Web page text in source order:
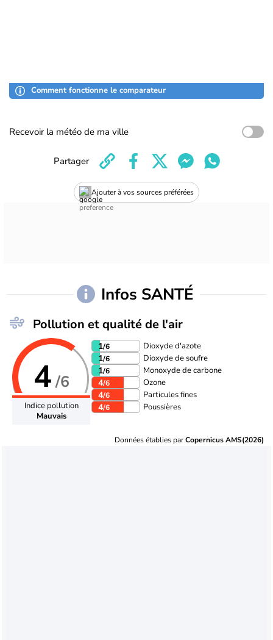
Comment fonctionne le comparateur
Recevoir la météo de ma ville
Ajouter à vos sources préférées
Partager
Infos SANTÉ
Pollution et qualité de l'air
4/6
Indice pollution
Mauvais
1/6 Dioxyde d'azote
1/6 Dioxyde de soufre
1/6 Monoxyde de carbone
4/6 Ozone
4/6 Particules fines
4/6 Poussières
Données établies parCopernicus AMS(2026)